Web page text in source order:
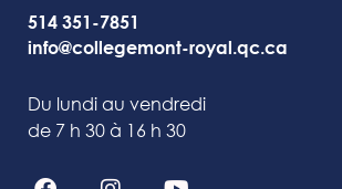
514 351-7851
info@collegemont-royal.qc.ca
Du lundi au vendredi
de 7 h 30 à 16 h 30